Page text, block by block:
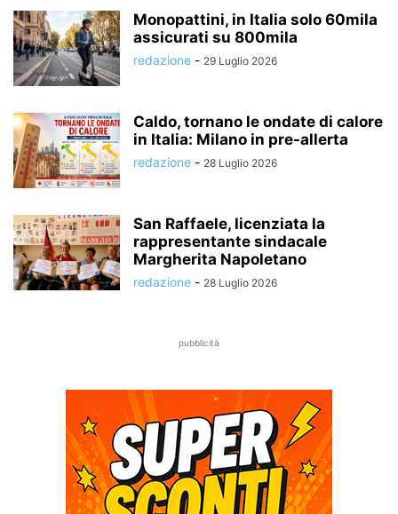
Monopattini, in Italia solo 60mila
assicurati su 800mila
redazione - 29 Luglio 2026
Caldo, tornano le ondate di calore
in Italia: Milano in pre-allerta
redazione - 28 Luglio 2026
San Raffaele, licenziata la
rappresentante sindacale
Margherita Napoletano
redazione - 28 Luglio 2026
pubblicità